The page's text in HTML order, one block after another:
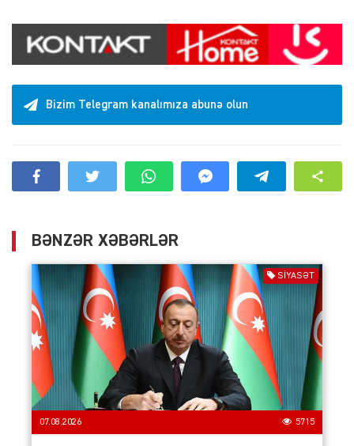
Bizim Telegram kanalımıza abunə olun
BƏNZƏR XƏBƏRLƏR
SIYASƏT
07.08.2026 5715